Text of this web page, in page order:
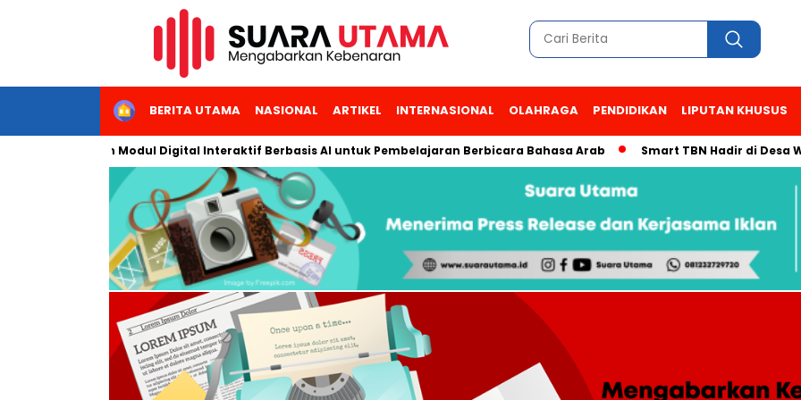
HOMEBERITA UTAMA NASIONAL ARTIKEL INTERNASIONAL OLAHRAGA PENDIDIKAN LIPUTAN KHUSUS
Modul Digital Interaktif Berbasis AI untuk Pembelajaran Berbicara Bahasa Arab Smart TBN Hadir di Desa Wisata